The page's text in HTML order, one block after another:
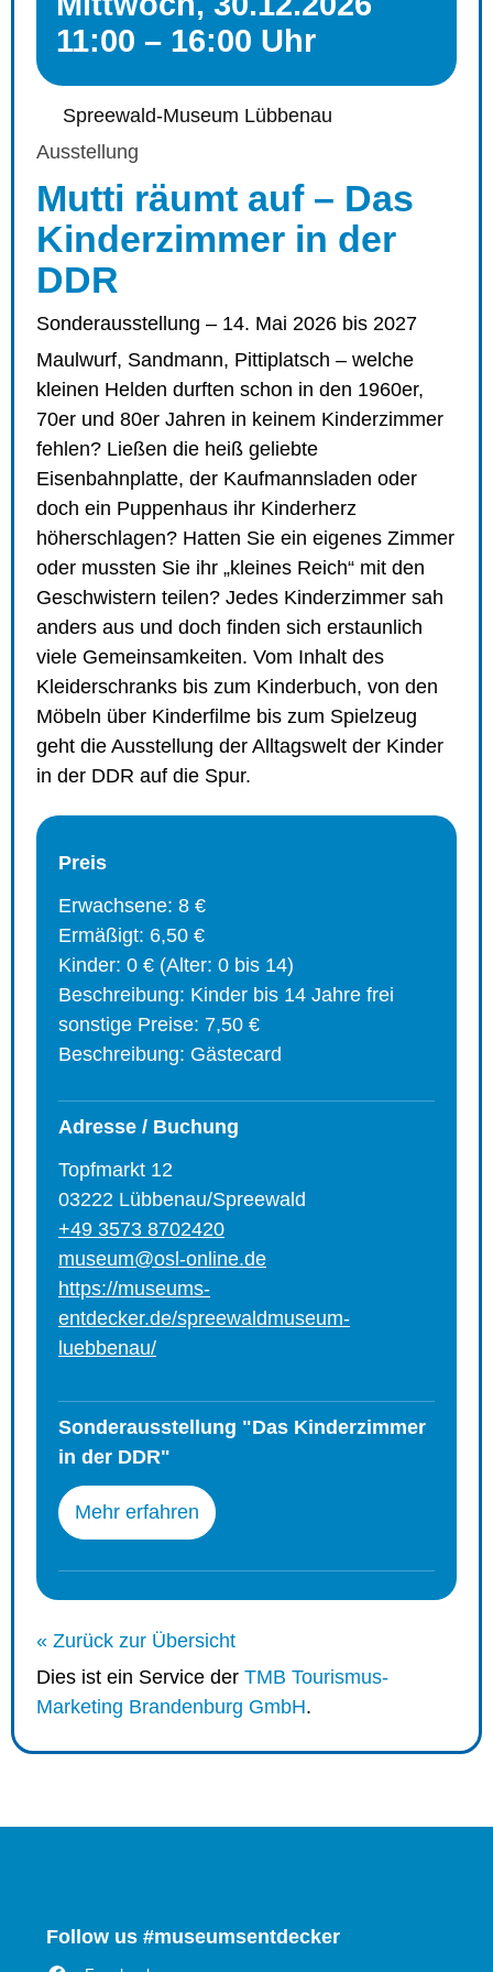
11:00 – 16:00 Uhr
Spreewald-Museum Lübbenau
Ausstellung
Mutti räumt auf – Das
Kinderzimmer in der
DDR
Sonderausstellung – 14. Mai 2026 bis 2027
Maulwurf, Sandmann, Pittiplatsch – welche
kleinen Helden durften schon in den 1960er,
70er und 80er Jahren in keinem Kinderzimmer
fehlen? Ließen die heiß geliebte
Eisenbahnplatte, der Kaufmannsladen oder
doch ein Puppenhaus ihr Kinderherz
höherschlagen? Hatten Sie ein eigenes Zimmer
oder mussten Sie ihr „kleines Reich“ mit den
Geschwistern teilen? Jedes Kinderzimmer sah
anders aus und doch finden sich erstaunlich
viele Gemeinsamkeiten. Vom Inhalt des
Kleiderschranks bis zum Kinderbuch, von den
Möbeln über Kinderfilme bis zum Spielzeug
geht die Ausstellung der Alltagswelt der Kinder
in der DDR auf die Spur.
Preis
Erwachsene: 8 €
Ermäßigt: 6,50 €
Kinder: 0 € (Alter: 0 bis 14)
Beschreibung: Kinder bis 14 Jahre frei
sonstige Preise: 7,50 €
Beschreibung: Gästecard
Adresse / Buchung
Topfmarkt 12
03222 Lübbenau/Spreewald
+49 3573 8702420
museum@osl-online.de
https://museums-
entdecker.de/spreewaldmuseum-
luebbenau/
Sonderausstellung "Das Kinderzimmer
in der DDR"
Mehr erfahren
« Zurück zur Übersicht
Dies ist ein Service der TMB Tourismus-
Marketing Brandenburg GmbH.
Follow us #museumsentdecker